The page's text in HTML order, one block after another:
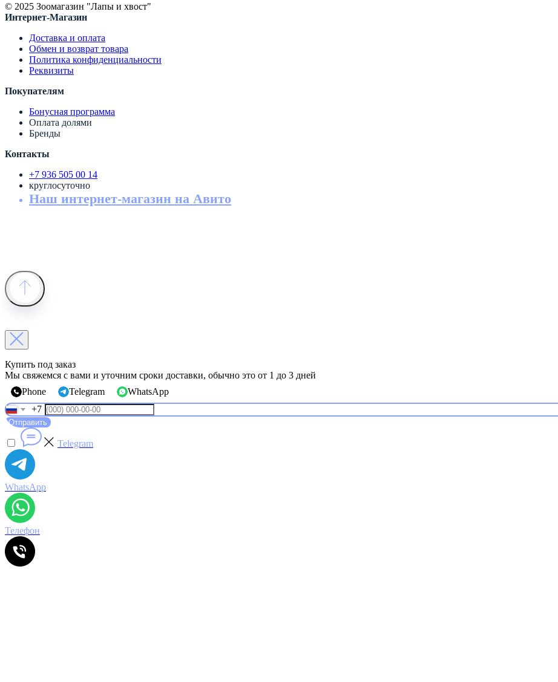
© 2025 Зоомагазин "Лапы и хвост"
Интернет-Магазин
Доставка и оплата
Обмен и возврат товара
Политика конфиденциальности
Реквизиты
Покупателям
Бонусная программа
Оплата долями
Бренды
Контакты
+7 936 505 00 14
круглосуточно
Наш интернет-магазин на Авито
Купить под заказ
Мы свяжемся с вами и уточним сроки доставки, обычно это от 1 до 3 дней
Phone
Telegram
WhatsApp
+7
Отправить
Telegram
WhatsApp
Телефон